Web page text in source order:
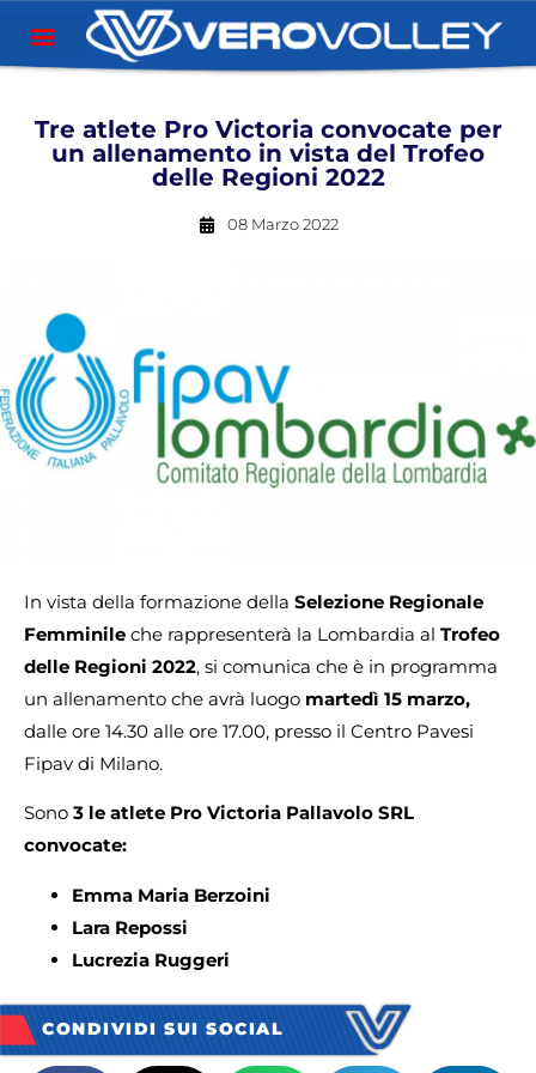
Tre atlete Pro Victoria convocate per
un allenamento in vista del Trofeo
delle Regioni 2022
08 Marzo 2022
In vista della formazione della Selezione Regionale
Femminile che rappresenterà la Lombardia al Trofeo
delle Regioni 2022, si comunica che è in programma
un allenamento che avrà luogo martedì 15 marzo,
dalle ore 14.30 alle ore 17.00, presso il Centro Pavesi
Fipav di Milano.
Sono 3 le atlete Pro Victoria Pallavolo SRL
convocate:
Emma Maria Berzoini
Lara Repossi
Lucrezia Ruggeri
CONDIVIDI SUI SOCIAL